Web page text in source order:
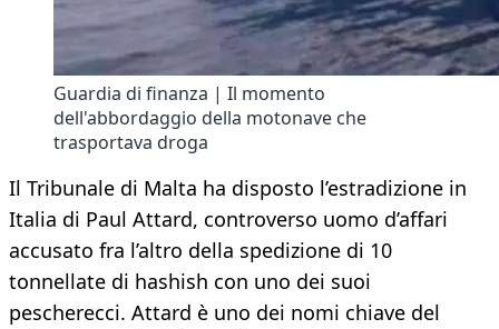
Guardia di finanza | Il momento
dell'abbordaggio della motonave che
trasportava droga
Il Tribunale di Malta ha disposto l’estradizione in
Italia di Paul Attard, controverso uomo d’affari
accusato fra l’altro della spedizione di 10
tonnellate di hashish con uno dei suoi
pescherecci. Attard è uno dei nomi chiave del